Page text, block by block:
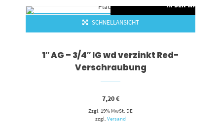
IN DEN
SCHNELLANSICHT
1″ AG – 3/4″ IG wd verzinkt Red-
Verschraubung
7,20€
Zzgl. 19% MwSt. DE
zzgl.Versand